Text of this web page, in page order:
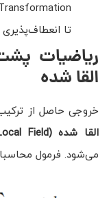
تا
ریاضیات
القا شده
خروجی حاصل از
القا شده(Induced Local Field)
می‌شود. فرمول